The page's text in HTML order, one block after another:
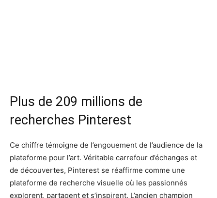
Plus de 209 millions de
recherches Pinterest
Ce chiffre témoigne de l’engouement de l’audience de la
plateforme pour l’art. Véritable carrefour d’échanges et
de découvertes, Pinterest se réaffirme comme une
plateforme de recherche visuelle où les passionnés
explorent, partagent et s’inspirent. L’ancien champion